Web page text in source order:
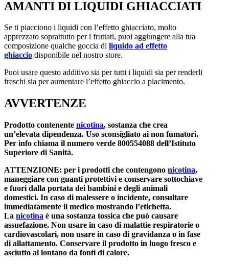
AMANTI DI LIQUIDI GHIACCIATI
Se ti piacciono i liquidi con l’effetto ghiacciato, molto
apprezzato soprattutto per i fruttati, puoi aggiungere alla tua
composizione qualche goccia di liquido ad effetto
ghiaccio disponibile nel nostro store.
Puoi usare questo additivo sia per tutti i liquidi sia per renderli
freschi sia per aumentare l’effetto ghiaccio a piacimento.
AVVERTENZE
Prodotto contenente nicotina, sostanza che crea
un’elevata dipendenza. Uso sconsigliato ai non fumatori.
Per info chiama il numero verde 800554088 dell’Istituto
Superiore di Sanità.
ATTENZIONE: per i prodotti che contengono nicotina,
maneggiare con guanti protettivi e conservare sottochiave
e fuori dalla portata dei bambini e degli animali
domestici. In caso di malessere o incidente, consultare
immediatamente il medico mostrando l’etichetta.
La nicotina è una sostanza tossica che può causare
assuefazione. Non usare in caso di malattie respiratorie o
cardiovascolari, non usare in caso di gravidanza o in fase
di allattamento. Conservare il prodotto in luogo fresco e
asciutto al lontano da fonti di calore.